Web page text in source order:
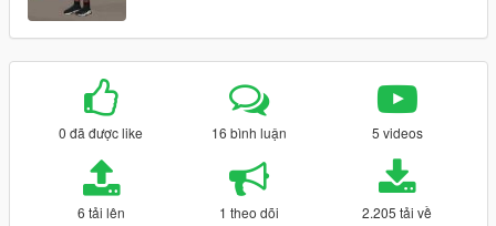
0 đã được like 16 bình luận 5 videos
6 tải lên 1 theo dõi 2.205 tải về